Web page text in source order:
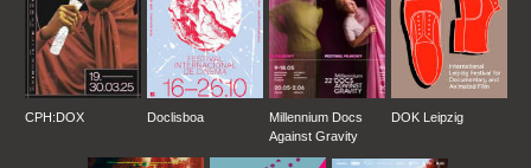
CPH:DOX Doclisboa
Millennium Docs
Against Gravity
DOK Leipzig